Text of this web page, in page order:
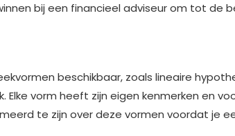
bij een financieel adviseur om tot de
beschikbaar, zoals lineaire
Elke vorm heeft zijn eigen kenmerken en
te zijn over deze vormen voordat je